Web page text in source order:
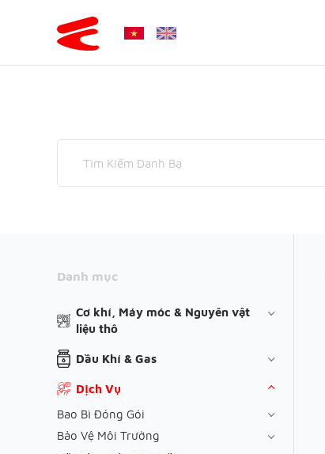
Danh mục
Cơ khí, Máy móc & Nguyên vật
liệu thô
Dầu Khí & Gas
Dịch Vụ
Bao Bì Đóng Gói
Bảo Vệ Môi Trường